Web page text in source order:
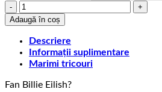
Cantitate
Tricou
Billie
Eilish
Loser
Adaugă în coș
Descriere
Informații suplimentare
Marimi tricouri
Fan Billie Eilish?